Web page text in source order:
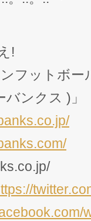
!
フットボー
バンクス )」